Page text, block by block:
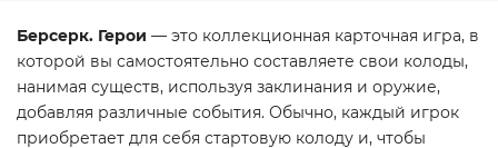
Берсерк. Герои — это коллекционная карточная игра, в
которой вы самостоятельно составляете свои колоды,
нанимая существ, используя заклинания и оружие,
добавляя различные события. Обычно, каждый игрок
приобретает для себя стартовую колоду и, чтобы